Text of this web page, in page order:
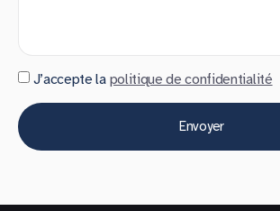
J’accepte la politique de confidentialité
Envoyer